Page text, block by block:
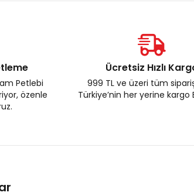
Petlebi
özenle
Ücretsiz Hızlı
999 TL ve üzeri tüm
Türkiye’nin her yerine kargo